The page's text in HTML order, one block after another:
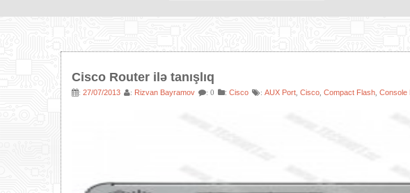
Cisco Router ilə tanışlıq
: 27/07/2013 : Rizvan Bayramov : 0 : Cisco : AUX Port Cisco Compact Flash Console